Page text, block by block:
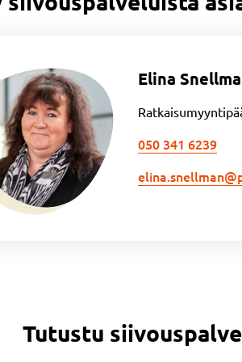
Elina
050 341 6239
Tutustu